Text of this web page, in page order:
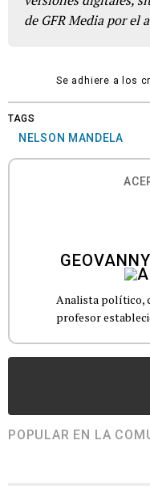
de GFR Media por el
Se adhiere a los
TAGS
NELSON MANDELA
Analista político,
profesor
POPULAR EN LA